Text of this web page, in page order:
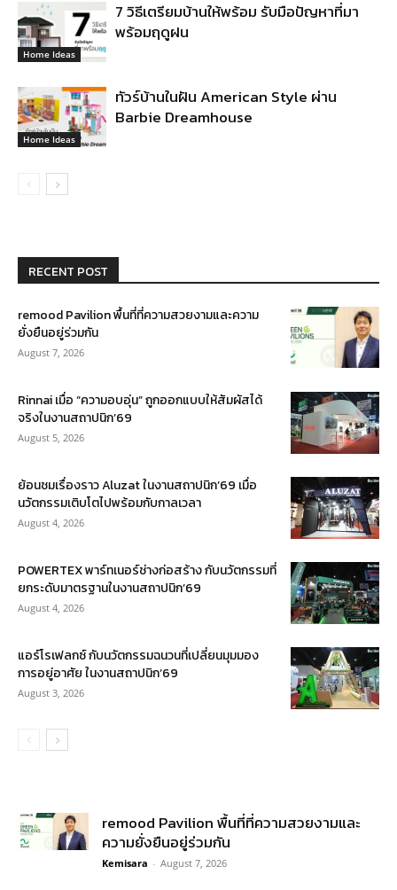
Home Ideas
7 วิธีเตรียมบ้านให้พร้อม รับมือปัญหาที่มา
พร้อมฤดูฝน
Home Ideas
ทัวร์บ้านในฝัน American Style ผ่าน
Barbie Dreamhouse
RECENT POST
remood Pavilion พื้นที่ที่ความสวยงามและความ
ยั่งยืนอยู่ร่วมกัน
August 7, 2026
Rinnai เมื่อ “ความอบอุ่น” ถูกออกแบบให้สัมผัสได้
จริงในงานสถาปนิก’69
August 5, 2026
ย้อนชมเรื่องราว Aluzat ในงานสถาปนิก’69 เมื่อ
นวัตกรรมเติบโตไปพร้อมกับกาลเวลา
August 4, 2026
POWERTEX พาร์ทเนอร์ช่างก่อสร้าง กับนวัตกรรมที่
ยกระดับมาตรฐานในงานสถาปนิก’69
August 4, 2026
แอร์โรเฟลกซ์ กับนวัตกรรมฉนวนที่เปลี่ยนมุมมอง
การอยู่อาศัย ในงานสถาปนิก’69
August 3, 2026
remood Pavilion พื้นที่ที่ความสวยงามและ
ความยั่งยืนอยู่ร่วมกัน
Kemisara - August 7, 2026